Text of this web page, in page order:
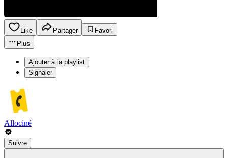
Like Partager
Favori
Plus
Ajouter à la playlist
Signaler
Allociné
Suivre